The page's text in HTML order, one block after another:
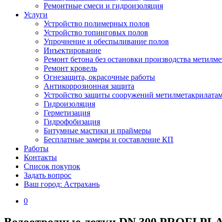
Ремонтные смеси и гидроизоляция
Услуги
Устройство полимерных полов
Устройство топинговых полов
Упрочнение и обеспыливание полов
Инъектирование
Ремонт бетона без остановки производства
Ремонт кровель
Огнезащита, окрасочные работы
Антикоррозионная защита
Устройство защиты сооружений
Гидроизоляция
Герметизация
Гидрофобизация
Битумные мастики и праймеры
Бесплатные замеры и составление КП
Работы
Контакты
Список покупок
Задать вопрос
Ваш город: Астрахань
0